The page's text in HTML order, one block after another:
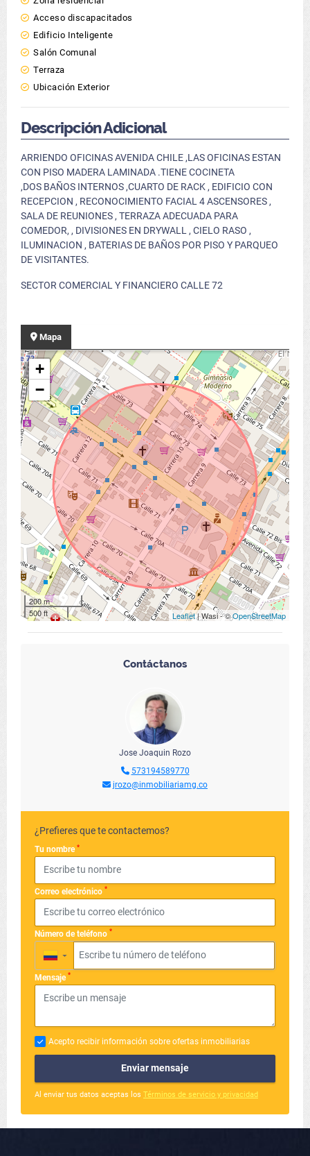
Acceso discapacitados
Edificio Inteligente
Salón Comunal
Terraza
Ubicación Exterior
Descripción Adicional
ARRIENDO OFICINAS AVENIDA CHILE ,LAS OFICINAS ESTAN
CON PISO MADERA LAMINADA .TIENE COCINETA
,DOS BAÑOS INTERNOS ,CUARTO DE RACK , EDIFICIO CON
RECEPCION , RECONOCIMIENTO FACIAL 4 ASCENSORES ,
SALA DE REUNIONES , TERRAZA ADECUADA PARA
COMEDOR, , DIVISIONES EN DRYWALL , CIELO RASO ,
ILUMINACION , BATERIAS DE BAÑOS POR PISO Y PARQUEO
DE VISITANTES.
SECTOR COMERCIAL Y FINANCIERO CALLE 72
Mapa
+
−
200 m
500 ft
Leaflet| Wasi - ©OpenStreetMap
Contáctanos
Jose Joaquin Rozo
573194589770
jrozo@inmobiliariamg.co
¿Prefieres que te contactemos?
Tu nombre *
Correo electrónico *
Número de teléfono *
▼
Mensaje *
Acepto recibir información sobre ofertas inmobiliarias
Enviar mensaje
Al enviar tus datos aceptas los Términos de servicio y privacidad